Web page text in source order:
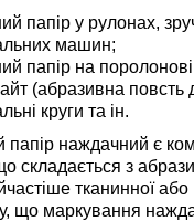
папір у рулонах,
машин;
папір на
(абразивна
круги та ін.
папір наждачний є
складається з
тканинної
що маркування